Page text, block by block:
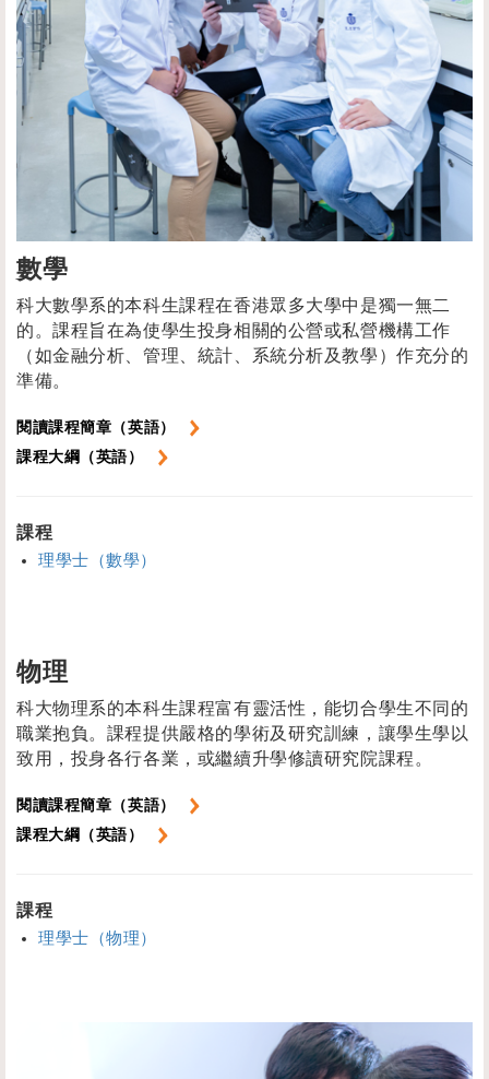
數學
科大數學系的本科生課程在香港眾多大學中是獨一無二
的。課程旨在為使學生投身相關的公營或私營機構工作
（如金融分析、管理、統計、系統分析及教學）作充分的
準備。
閱讀課程簡章（英語）
課程大綱（英語）
課程
理學士（數學）
物理
科大物理系的本科生課程富有靈活性，能切合學生不同的
職業抱負。課程提供嚴格的學術及研究訓練，讓學生學以
致用，投身各行各業，或繼續升學修讀研究院課程。
閱讀課程簡章（英語）
課程大綱（英語）
課程
理學士（物理）